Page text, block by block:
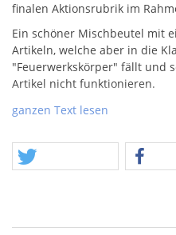
finalen Aktionsrubrik im
Ein schöner Mischbeutel mit
Artikeln, welche aber in die
"Feuerwerkskörper" fällt und
Artikel nicht funktionieren.
Posten, als weiterer Teil des
allgemeine Mix ist
Vervollständigung dessen,
:)
ganzen Text lesen